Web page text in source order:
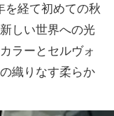
経て初めての秋
しい世界への光
ラーとセルヴォ
織りなす柔らか